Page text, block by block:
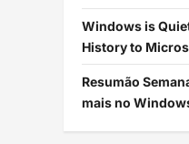
Windows is
History to
Resumão
mais no